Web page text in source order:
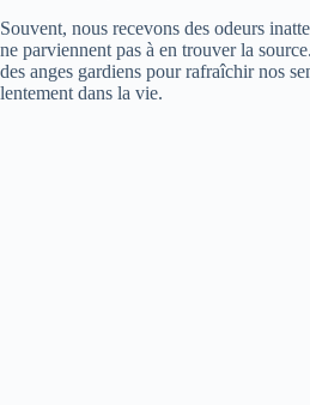
Souvent, nous recevons des odeurs
ne parviennent pas à en trouver la
des anges gardiens pour rafraîchir nos
lentement dans la vie.